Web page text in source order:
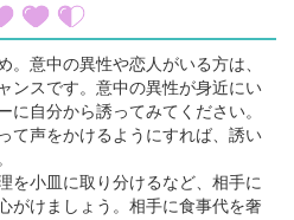
意中の異性や恋人がいる方は、
ンスです。意中の異性が身近にい
に自分から誘ってみてください。
て声をかけるようにすれば、誘い
を小皿に取り分けるなど、相手に
がけましょう。相手に食事代を奢